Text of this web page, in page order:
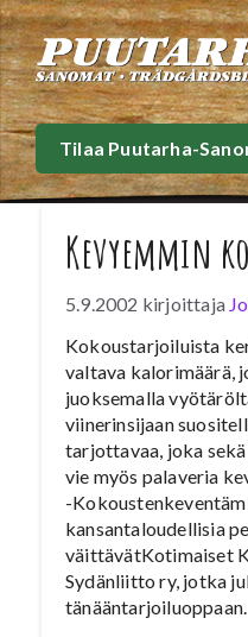
Siirry
sisältöön
Tilaa Puutarha-
Kevyemmin
5.9.2002 kirjoittaja
Kokoustarjoiluista
valtava kalorimäärä,
juoksemalla
viinerinsijaan
tarjottavaa, joka
vie myös palaveria
-
kansantaloudellisia
väittävätKotimaiset
Sydänliitto ry, jotka
tänääntarjoiluoppaan.